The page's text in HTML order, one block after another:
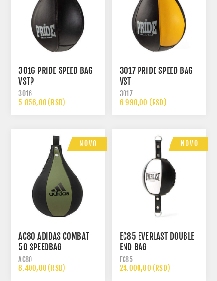
3016 PRIDE SPEED BAG
VSTP
3016
5.856,00 (RSD)
3017 PRIDE SPEED BAG
VST
3017
6.990,00 (RSD)
NOVO
AC80 ADIDAS COMBAT
50 SPEEDBAG
AC80
8.400,00 (RSD)
NOVO
EC85 EVERLAST DOUBLE
END BAG
EC85
24.000,00 (RSD)